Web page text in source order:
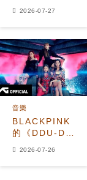
突破11億
2026-07-27
BLACKPINK
的《DDU-DU
DDU-DU》成
音樂
2026-07-26